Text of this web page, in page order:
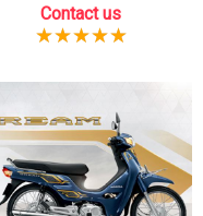
Contact us